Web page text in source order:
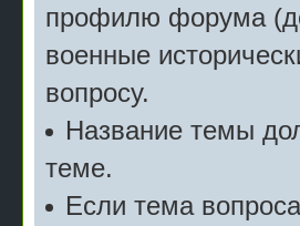
профилю форума
военные
вопросу.
Название темы
теме.
Если тема